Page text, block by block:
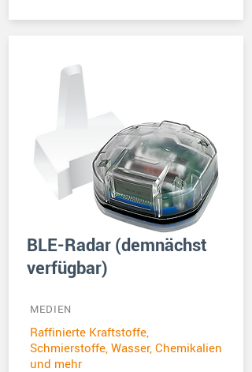
BLE-Radar (demnächst
verfügbar)
MEDIEN
Raffinierte Kraftstoffe,
Schmierstoffe, Wasser, Chemikalien
und mehr